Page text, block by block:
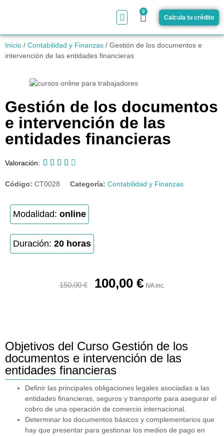
0
Calcula tu crédito
Inicio / Contabilidad y Finanzas / Gestión de los documentos e
intervención de las entidades financieras
Gestión de los documentos
e intervención de las
entidades financieras
Valoración:     
Código: CT0028 Categoría: Contabilidad y Finanzas
Modalidad: online
Duración: 20 horas
150,00€ 100,00 € IVA inc.
Objetivos del Curso Gestión de los
documentos e intervención de las
entidades financieras
Definir las principales obligaciones legales asociadas a las
entidades financieras, seguros y transporte para asegurar el
cobro de una operación de comercio internacional.
Determinar los documentos básicos y complementarios que
hay que presentar para gestionar los medios de pago en